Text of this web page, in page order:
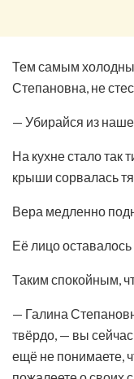
Тем самым
Степановна, не
— Убирайся из
На кухне стало так
крыши сорвалась
Вера медленно
Её лицо
Таким спокойным,
— Галина
твёрдо, — вы
ещё не понимаете,